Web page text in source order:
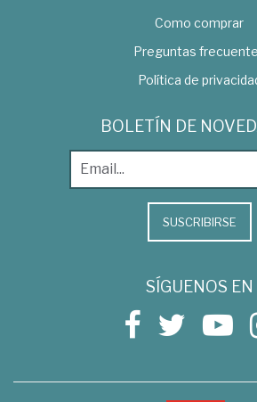
Como comprar
Preguntas
Política de
BOLETÍN DE
SUSCRIBIRSE
SÍGUENOS EN